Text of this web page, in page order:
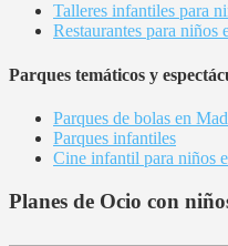
Talleres infantiles para
Restaurantes para niños
Parques temáticos y
Parques de bolas en
Parques infantiles
Cine infantil para niños
Planes de Ocio con